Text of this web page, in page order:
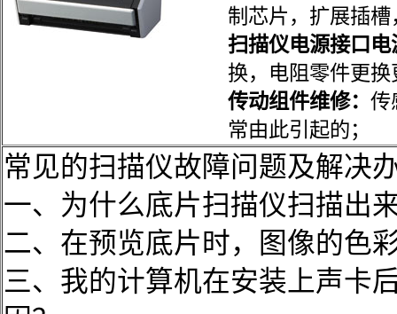
制芯片，扩展插
扫描仪电源接口电
换，电阻零件更换
传动组件维修： 传
常由此引起的；
常见的扫描仪故障问题及解决
一、为什么底片扫描仪扫描
二、在预览底片时，图像的色
三、我的计算机在安装上声卡